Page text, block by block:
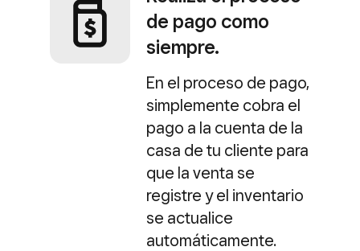
de pago como
siempre.
En el proceso de pago,
simplemente cobra el
pago a la cuenta de la
casa de tu cliente para
que la venta se
registre y el inventario
se actualice
automáticamente.